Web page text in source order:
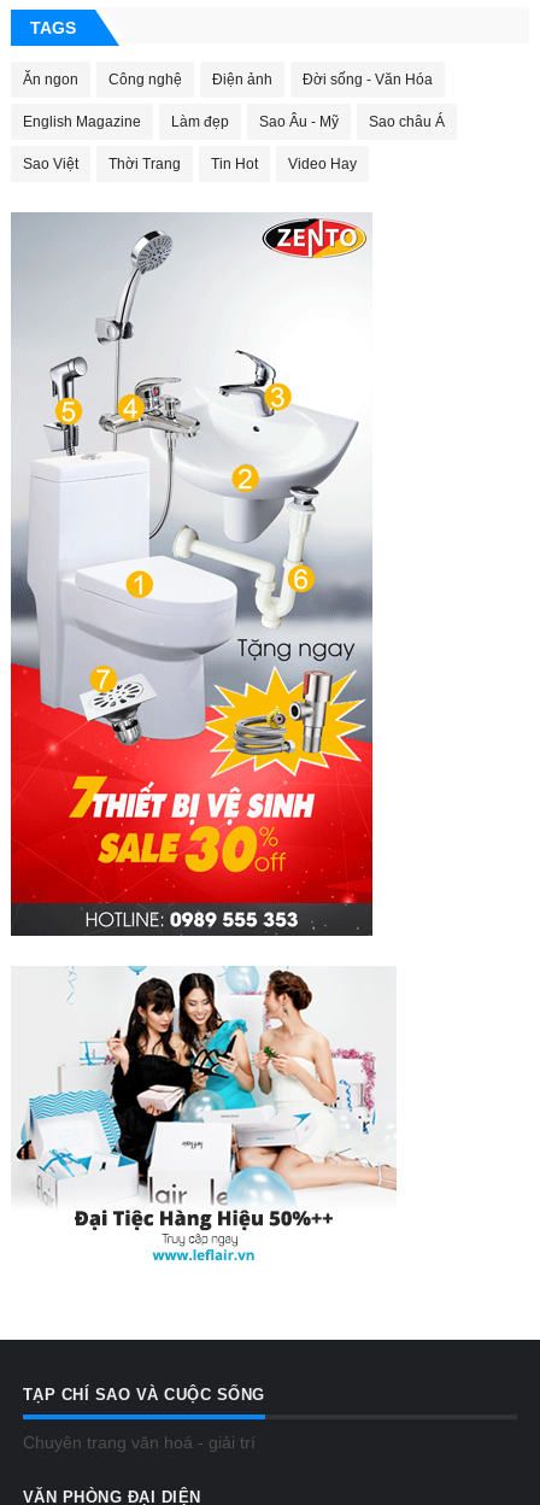
TAGS
Ăn ngon Công nghệ Điện ảnh Đời sống - Văn Hóa
English Magazine Làm đẹp Sao Âu - Mỹ Sao châu Á
Sao Việt Thời Trang Tin Hot Video Hay
TẠP CHÍ SAO VÀ CUỘC SỐNG
Chuyên trang văn hoá - giải trí
VĂN PHÒNG ĐẠI DIỆN